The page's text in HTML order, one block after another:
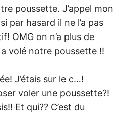
poussette. J’appel mon
par hasard il ne l’a pas
OMG on n’a plus de
volé notre poussette !!
J’étais sur le c…!
voler une poussette?!
Et qui?? C’est du